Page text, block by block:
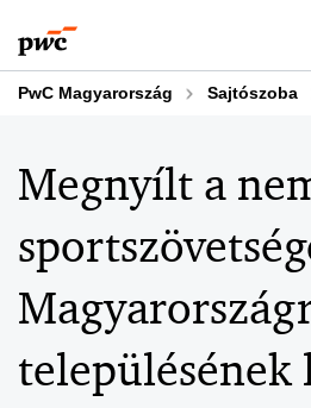
to
content
to
footer
PwC Magyarország Sajtószoba
Megnyílt a
településének